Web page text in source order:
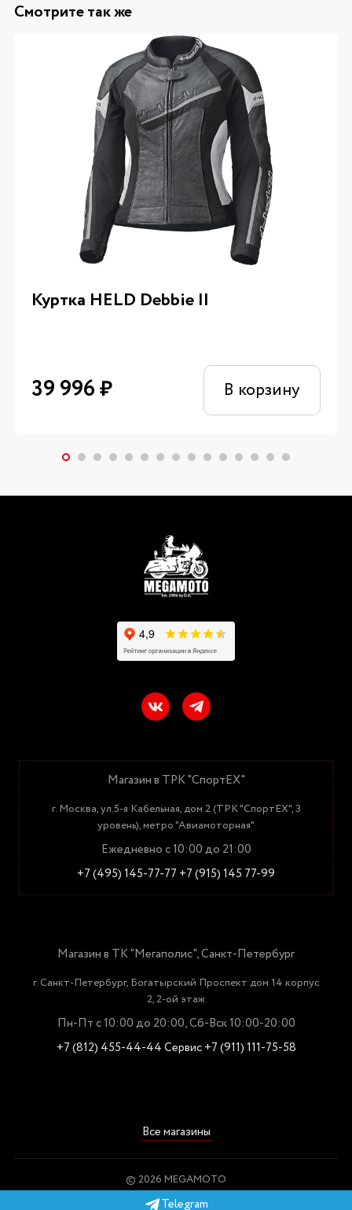
Смотрите так же
Куртка HELD Debbie II
39 996₽ В корзину
Магазин в ТРК "СпортЕХ"
г. Москва, ул.5-я Кабельная, дом 2 (ТРК "СпортЕХ", 3
уровень), метро "Авиамоторная"
Ежедневно с 10:00 до 21:00
+7 (495) 145-77-77 +7 (915) 145 77-99
Магазин в ТК "Мегаполис", Санкт-Петербург
г. Санкт-Петербург, Богатырский Проспект дом 14 корпус
2, 2-ой этаж
Пн-Пт с 10:00 до 20:00, Сб-Вск 10:00-20:00
+7 (812) 455-44-44Сервис +7 (911) 111-75-58
Все магазины
© 2026 MEGAMOTO
Пользовательское соглашение
Telegram